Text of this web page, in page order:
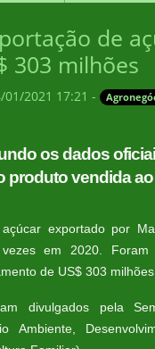
de
303 milhões
2021 17:21 -
os dados
produto vendida
exportado por
em 2020.
de US$ 303
divulgados pela
Ambiente,